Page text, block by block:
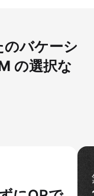
バケーシ
の選択な